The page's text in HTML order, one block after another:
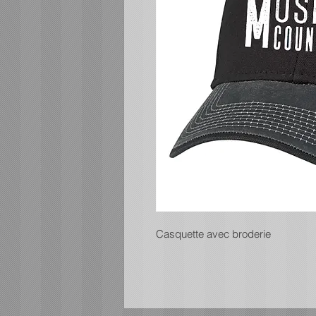
Casquette avec broderie